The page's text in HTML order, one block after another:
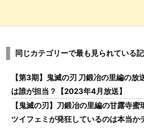
同じカテゴリーで最も見られている
【第3期】鬼滅の刃 刀鍛冶の里編の放
は誰が担当？【2023年4月放送】
【鬼滅の刃】刀鍛冶の里編の甘露寺
ツイフェミが発狂しているのは本当か